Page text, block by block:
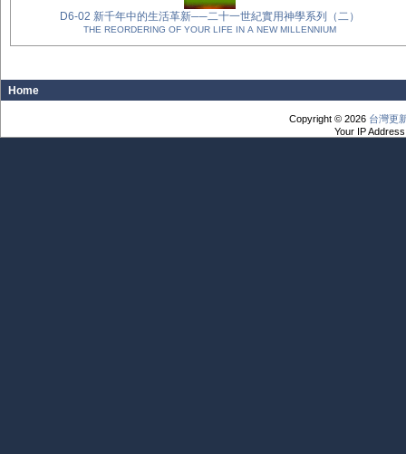
D6-02 新千年中的生活革新──二十一世紀實用神學系列（二）
THE REORDERING OF YOUR LIFE IN A NEW MILLENNIUM
Home
Copyright © 2026 台灣更
Your IP